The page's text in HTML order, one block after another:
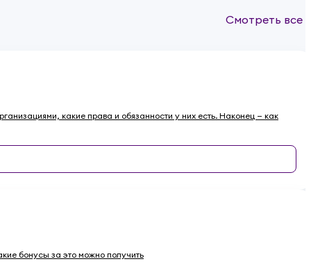
Смотреть все
какие права и обязанности у них есть. Наконец — как
бонусы за это можно получить